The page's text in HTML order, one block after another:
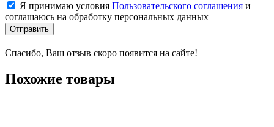
Я принимаю условия Пользовательского соглашения и
соглашаюсь на обработку персональных данных
Отправить
Спасибо, Ваш отзыв скоро появится на сайте!
Похожие товары